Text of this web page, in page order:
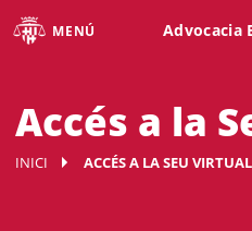
MENÚ Advocacia
Accés a la
INICI ACCÉS A LA SEU VIRTUAL